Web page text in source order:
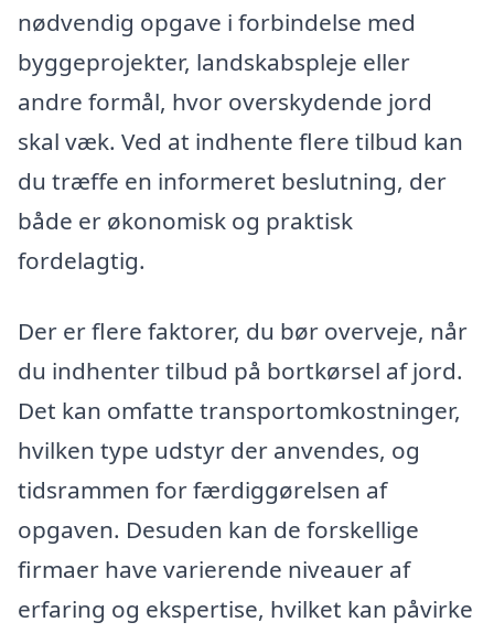
nødvendig opgave i forbindelse med
byggeprojekter, landskabspleje eller
andre formål, hvor overskydende jord
skal væk. Ved at indhente flere tilbud kan
du træffe en informeret beslutning, der
både er økonomisk og praktisk
fordelagtig.
Der er flere faktorer, du bør overveje, når
du indhenter tilbud på bortkørsel af jord.
Det kan omfatte transportomkostninger,
hvilken type udstyr der anvendes, og
tidsrammen for færdiggørelsen af
opgaven. Desuden kan de forskellige
firmaer have varierende niveauer af
erfaring og ekspertise, hvilket kan påvirke